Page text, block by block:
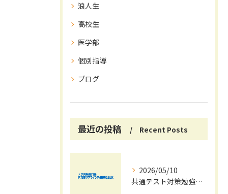
浪人生
高校生
医学部
個別指導
ブログ
最近の投稿 Recent Posts
2026/05/10
共通テスト対策勉強は早めに始めましょう！